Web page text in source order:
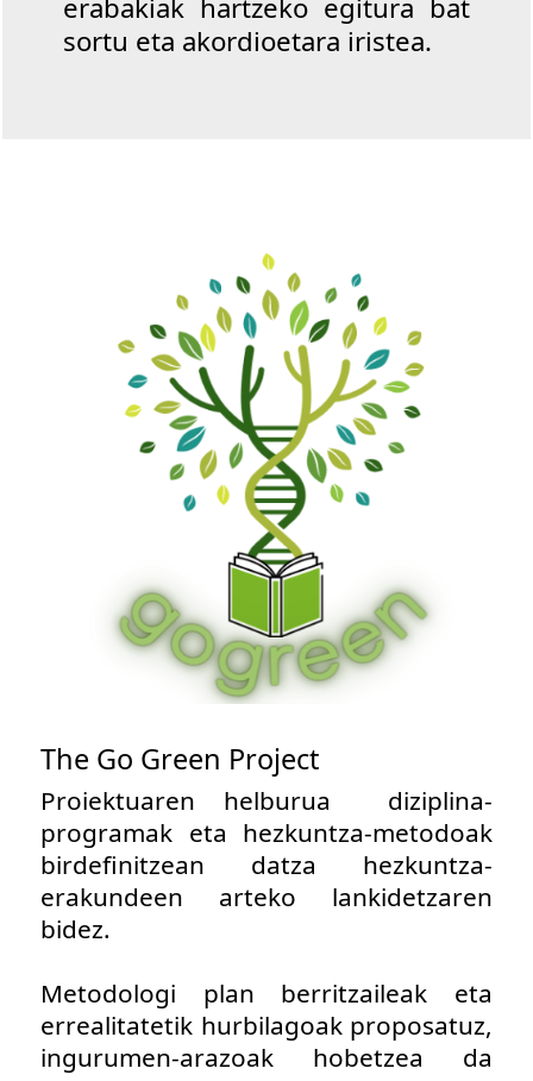
erabakiak hartzeko egitura bat
sortu eta akordioetara iristea.
The Go Green Project
Proiektuaren helburua diziplina-
programak eta hezkuntza-metodoak
birdefinitzean datza hezkuntza-
erakundeen arteko lankidetzaren
bidez.
Metodologi plan berritzaileak eta
errealitatetik hurbilagoak proposatuz,
ingurumen-arazoak hobetzea da